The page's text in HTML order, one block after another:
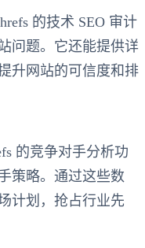
的技术 SEO 审计
问题。它还能提供详
升网站的可信度和排
的竞争对手分析功
策略。通过这些数
计划，抢占行业先